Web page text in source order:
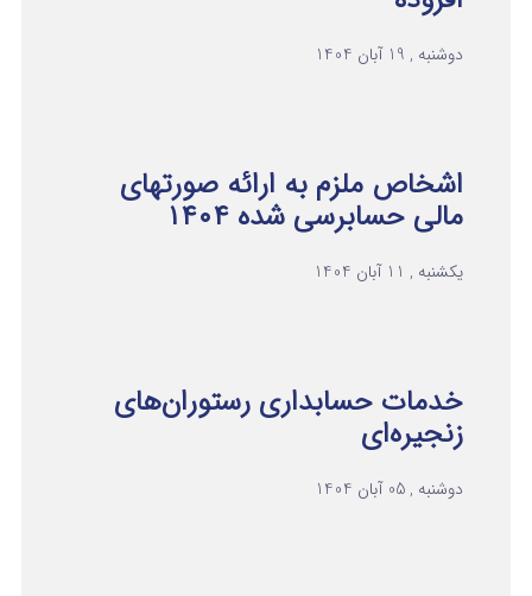
دوشنبه , 19 آبان 1404
اشخاص ملزم به ارائه صورتهای
مالی حسابرسی شده ۱۴۰۴
یکشنبه , 11 آبان 1404
خدمات حسابداری رستوران‌های
زنجیره‌ای
دوشنبه , 05 آبان 1404